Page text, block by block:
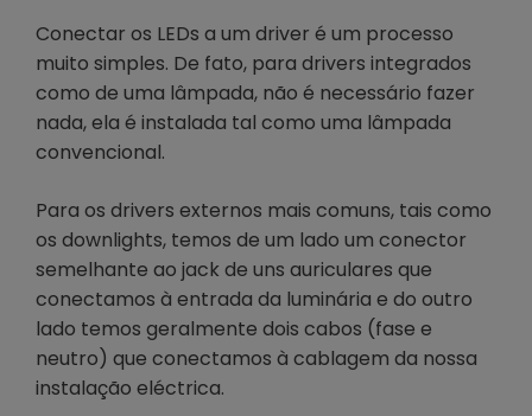
Conectar os LEDs a um driver é um processo
muito simples. De fato, para drivers integrados
como de uma lâmpada, não é necessário fazer
nada, ela é instalada tal como uma lâmpada
convencional.
Para os drivers externos mais comuns, tais como
os downlights, temos de um lado um conector
semelhante ao jack de uns auriculares que
conectamos à entrada da luminária e do outro
lado temos geralmente dois cabos (fase e
neutro) que conectamos à cablagem da nossa
instalação eléctrica.